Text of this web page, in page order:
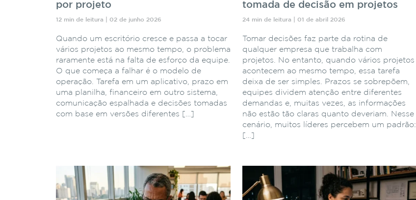
por projeto
12 min de leitura | 02 de junho 2026
Quando um escritório cresce e passa a tocar
vários projetos ao mesmo tempo, o problema
raramente está na falta de esforço da equipe.
O que começa a falhar é o modelo de
operação. Tarefa em um aplicativo, prazo em
uma planilha, financeiro em outro sistema,
comunicação espalhada e decisões tomadas
com base em versões diferentes […]
tomada de decisão em projetos
24 min de leitura | 01 de abril 2026
Tomar decisões faz parte da rotina de
qualquer empresa que trabalha com
projetos. No entanto, quando vários projetos
acontecem ao mesmo tempo, essa tarefa
deixa de ser simples. Prazos se sobrepõem,
equipes dividem atenção entre diferentes
demandas e, muitas vezes, as informações
não estão tão claras quanto deveriam. Nesse
cenário, muitos líderes percebem um padrão:
[…]